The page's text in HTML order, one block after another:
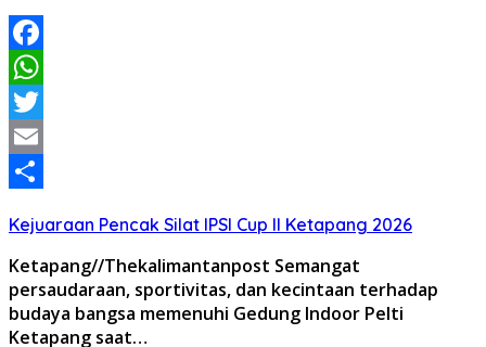
Facebook
WhatsApp
Twitter
Email
Kejuaraan Pencak Silat IPSI Cup II Ketapang 2026
Ketapang//Thekalimantanpost Semangat
persaudaraan, sportivitas, dan kecintaan terhadap
budaya bangsa memenuhi Gedung Indoor Pelti
Ketapang saat…